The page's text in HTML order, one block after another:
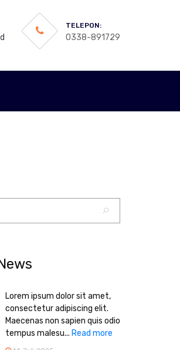
TELEPON:
0338-891729
Lorem ipsum dolor sit amet,
consectetur adipiscing elit.
Maecenas non sapien quis odio
tempus malesu... Read more